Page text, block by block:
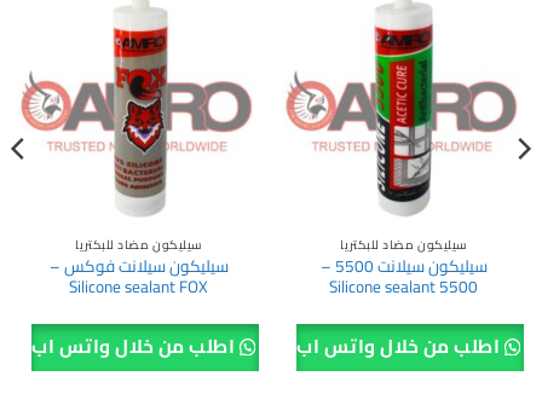
سيليكون مضاد للبكتريا
سيليكون سيلانت 5500 –
Silicone sealant 5500
اطلب من خلال واتس اب
سيليكون مضاد للبكتريا
سيليكون سيلانت فوكس –
Silicone sealant FOX
اطلب من خلال واتس اب